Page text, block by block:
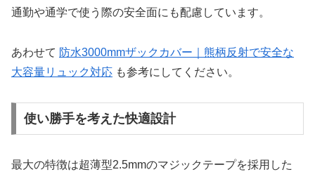
通勤や通学で使う際の安全面にも配慮しています。
あわせて 防水3000mmザックカバー｜熊柄反射で安全な
大容量リュック対応 も参考にしてください。
使い勝手を考えた快適設計
最大の特徴は超薄型2.5mmのマジックテープを採用した